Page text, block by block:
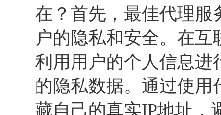
在？首先，最佳代理服
户的隐私和安全。在
利用用户的个人信息进
的隐私数据。通过使
藏自己的真实IP地址，